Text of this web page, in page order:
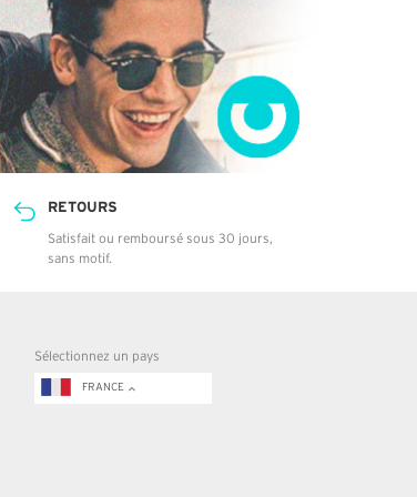
RETOURS
Satisfait ou remboursé sous 30 jours,
sans motif.
Sélectionnez un pays
FRANCE